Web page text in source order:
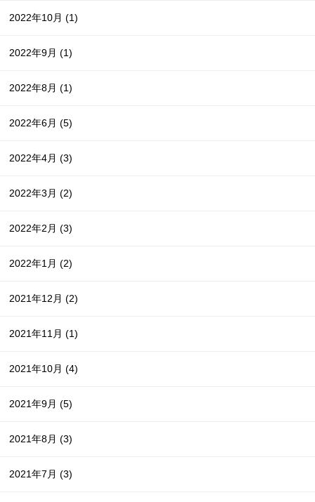
2022年10月(1)
2022年9月(1)
2022年8月(1)
2022年6月(5)
2022年4月(3)
2022年3月(2)
2022年2月(3)
2022年1月(2)
2021年12月(2)
2021年11月(1)
2021年10月(4)
2021年9月(5)
2021年8月(3)
2021年7月(3)